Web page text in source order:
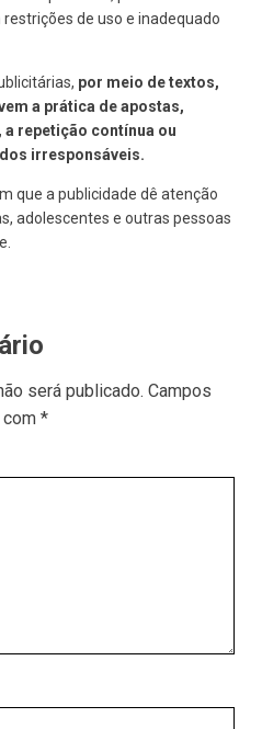
de uso e inadequado
por meio de textos,
a prática de apostas,
repetição contínua ou
irresponsáveis.
que a publicidade dê atenção
adolescentes e outras pessoas
será publicado. Campos
*